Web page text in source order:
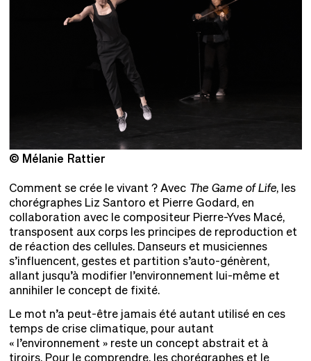
© Mélanie Rattier
Comment se crée le vivant ? Avec The Game of Life, les
chorégraphes Liz Santoro et Pierre Godard, en
collaboration avec le compositeur Pierre-Yves Macé,
transposent aux corps les principes de reproduction et
de réaction des cellules. Danseurs et musiciennes
s’influencent, gestes et partition s’auto-génèrent,
allant jusqu’à modifier l’environnement lui-même et
annihiler le concept de fixité.
Le mot n’a peut-être jamais été autant utilisé en ces
temps de crise climatique, pour autant
« l’environnement » reste un concept abstrait et à
tiroirs. Pour le comprendre, les chorégraphes et le